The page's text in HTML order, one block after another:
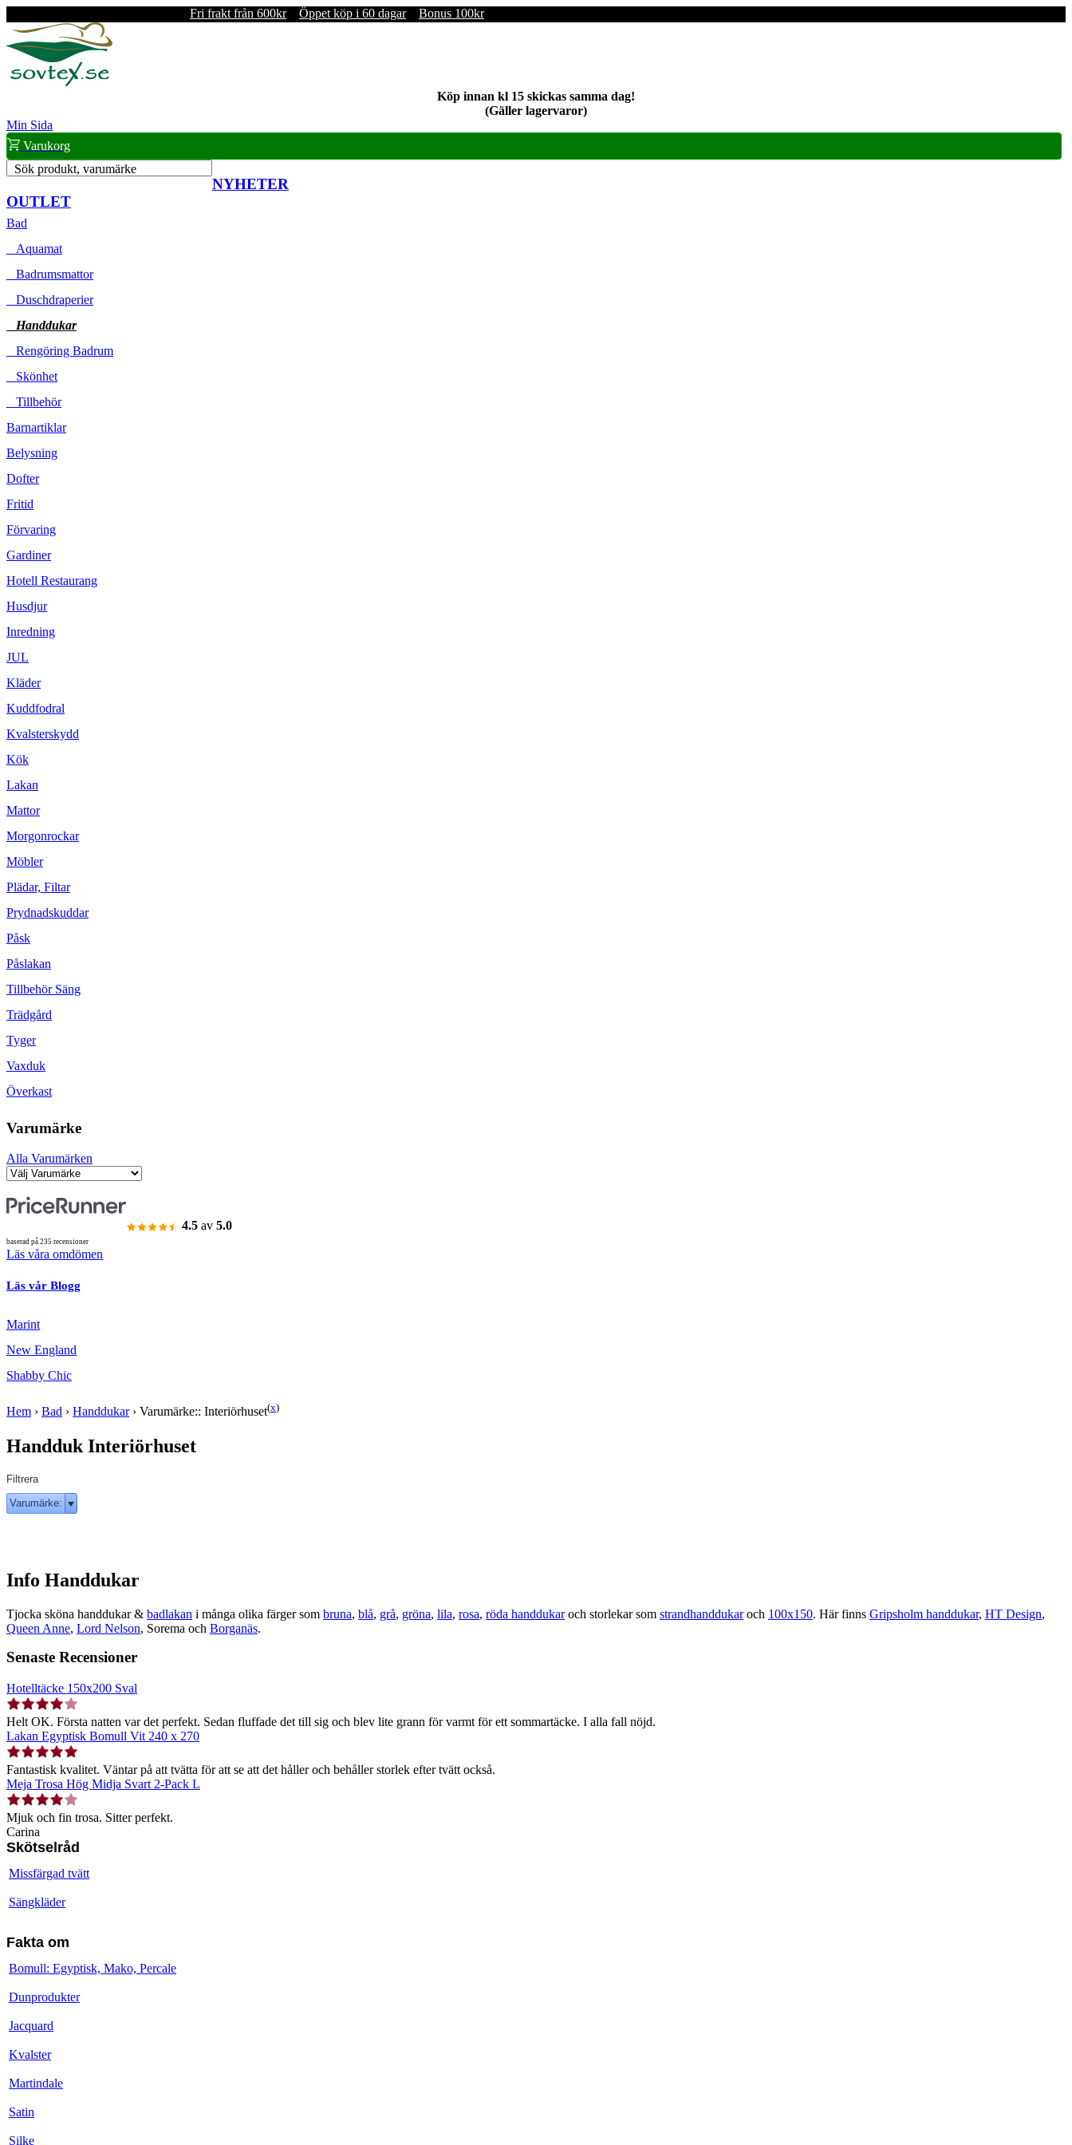
Fri frakt från 600kr Öppet köp i 60 dagar Bonus 100kr
Köp innan kl 15 skickas samma dag!
(Gäller lagervaror)
Min Sida
Varukorg
Sök produkt, varumärke
NYHETER
OUTLET
Bad
Aquamat
Badrumsmattor
Duschdraperier
Handdukar
Rengöring Badrum
Skönhet
Tillbehör
Barnartiklar
Belysning
Dofter
Fritid
Förvaring
Gardiner
Hotell Restaurang
Husdjur
Inredning
JUL
Kläder
Kuddfodral
Kvalsterskydd
Kök
Lakan
Mattor
Morgonrockar
Möbler
Plädar, Filtar
Prydnadskuddar
Påsk
Påslakan
Tillbehör Säng
Trädgård
Tyger
Vaxduk
Överkast
Varumärke
Alla Varumärken
4.5 av 5.0
baserad på 235 recensioner
Läs våra omdömen
Läs vår Blogg
Marint
New England
Shabby Chic
Hem › Bad › Handdukar› Varumärke:: Interiörhuset(x)
Handduk Interiörhuset
Filtrera
Varumärke:
Info Handdukar
Tjocka sköna handdukar & badlakan i många olika färger som bruna, blå, grå, gröna, lila, rosa, röda handdukaroch storlekar som strandhanddukaroch 100x150. Här finns Gripsholm handdukar, HT Design,
Queen Anne, Lord Nelson, Sorema och Borganäs.
Senaste Recensioner
Hotelltäcke 150x200 Sval
Helt OK. Första natten var det perfekt. Sedan fluffade det till sig och blev lite grann för varmt för ett sommartäcke. I alla fall nöjd.
Lakan Egyptisk Bomull Vit 240 x 270
Fantastisk kvalitet. Väntar på att tvätta för att se att det håller och behåller storlek efter tvätt också.
Meja Trosa Hög Midja Svart 2-Pack L
Mjuk och fin trosa. Sitter perfekt.
Carina
Skötselråd
Missfärgad tvätt
Sängkläder
Fakta om
Bomull: Egyptisk, Mako, Percale
Dunprodukter
Jacquard
Kvalster
Martindale
Satin
Silke